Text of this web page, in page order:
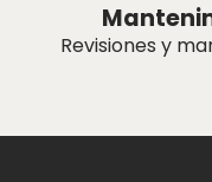
Revisiones y